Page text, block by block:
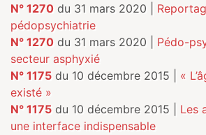
N° 1270 du 31 mars 2020 |
pédopsychiatrie
N° 1270 du 31 mars 2020 | Pédo-
secteur asphyxié
N° 1175 du 10 décembre 2015 | «
existé »
N° 1175 du 10 décembre 2015 | Les
une interface indispensable